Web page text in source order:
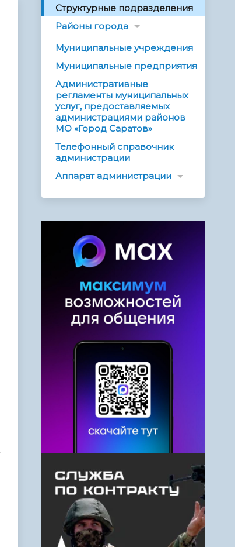
Структурные подразделения
Районы города
Муниципальные учреждения
Муниципальные предприятия
Административные
регламенты муниципальных
услуг, предоставляемых
администрациями районов
МО «Город Саратов»
Телефонный справочник
администрации
Аппарат администрации